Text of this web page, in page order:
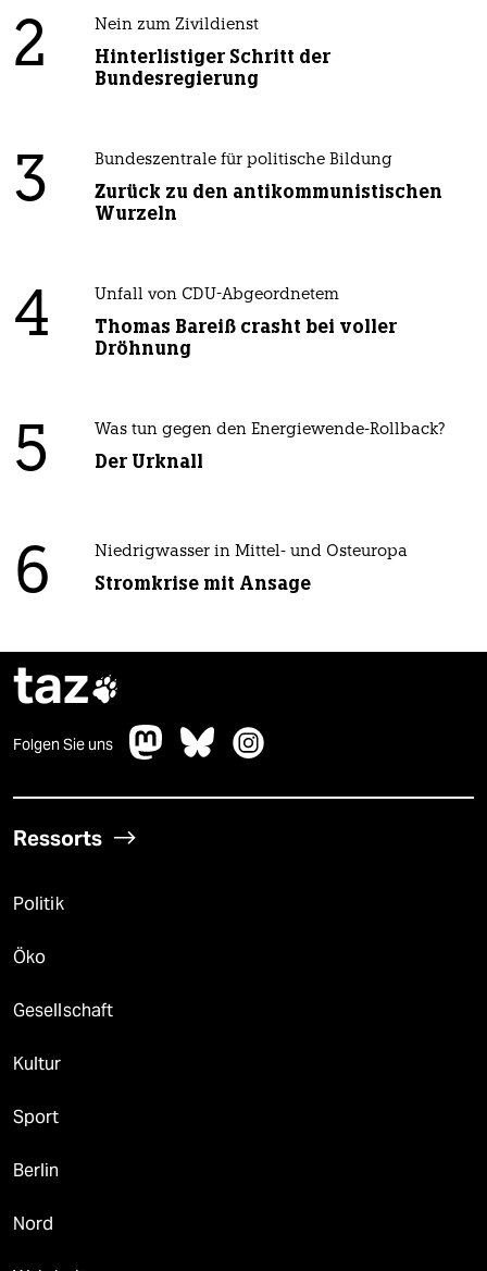
2 Nein zum Zivildienst
Hinterlistiger Schritt der
Bundesregierung
3 Bundeszentrale für politische Bildung
Zurück zu den antikommunistischen
Wurzeln
4 Unfall von CDU-Abgeordnetem
Thomas Bareiß crasht bei voller
Dröhnung
5 Was tun gegen den Energiewende-Rollback?
Der Urknall
6 Niedrigwasser in Mittel- und Osteuropa
Stromkrise mit Ansage
taz
Folgen Sie uns
Ressorts
Politik
Öko
Gesellschaft
Kultur
Sport
Berlin
Nord